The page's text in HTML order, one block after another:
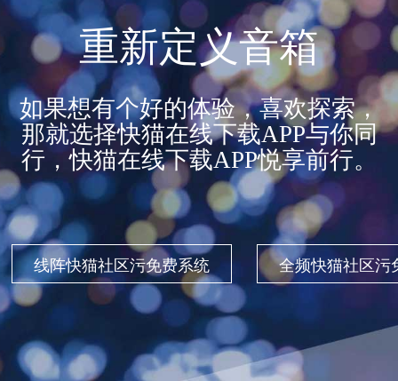
重新定义音箱
如果想有个好的体验，喜欢探索，
那就选择快猫在线下载APP与你同
行，快猫在线下载APP悦享前行。
线阵快猫社区污免费系统 全频快猫社区污